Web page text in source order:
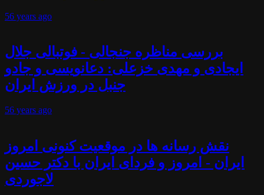
56 years ago
بررسی مناظره جنجالی - فوتبالی جلال
ایجادی و مهدی خزعلی: دعانویسی و جادو
جنبل در ورزش ایران
56 years ago
نقش رسانه ها در موقعیت کنونی امروز
ایران - امروز و فردای ایران با دکتر حسین
لاجوردی